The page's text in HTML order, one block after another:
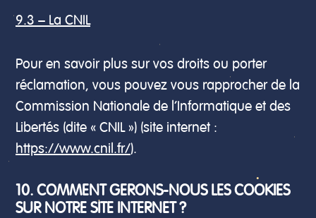
9.3 – La CNIL
Pour en savoir plus sur vos droits ou porter
réclamation, vous pouvez vous rapprocher de la
Commission Nationale de l’Informatique et des
Libertés (dite « CNIL ») (site internet :
https://www.cnil.fr/).
10. COMMENT GERONS-NOUS LES COOKIES
SUR NOTRE SITE INTERNET ?